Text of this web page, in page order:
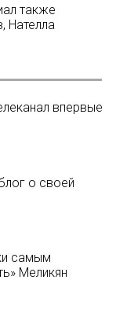
также
Нателла
впервые
о своей
самым
Меликян